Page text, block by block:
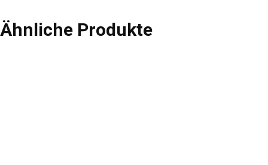
Ähnliche Produkte